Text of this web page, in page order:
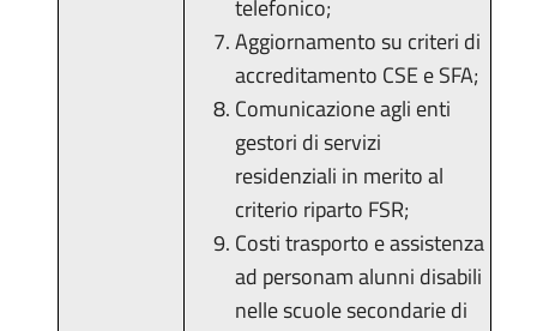
telefonico;
Aggiornamento su criteri di
accreditamento CSE e SFA;
Comunicazione agli enti
gestori di servizi
residenziali in merito al
criterio riparto FSR;
Costi trasporto e assistenza
ad personam alunni disabili
nelle scuole secondarie di